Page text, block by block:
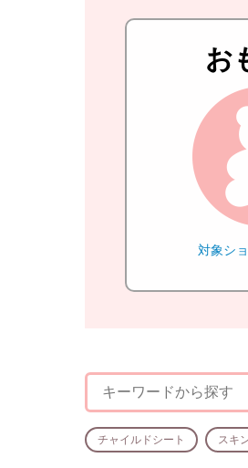
お
対象シ
チャイルドシート スキ